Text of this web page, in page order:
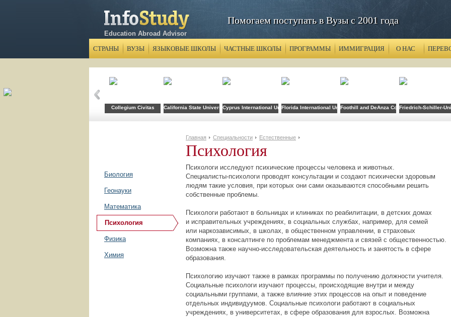
Education Abroad Advisor
Помогаем поступать в Вузы с 2001 года
СТРАНЫ ВУЗЫ ЯЗЫКОВЫЕ ШКОЛЫ ЧАСТНЫЕ ШКОЛЫ ПРОГРАММЫ ИММИГРАЦИЯ О НАС
Collegium Civitas California State University Domingez HillsCyprus International University (CIU)Florida International UniversityFoothill and DeAnza CollegesFriedrich-Schiller-
Биология
Геонауки
Математика
Психология
Физика
Химия
Главная Специальности Естественные
Психология
Психологи исследуют психические процессы человека и животных.
Специалисты-психологи проводят консультации и создают психически здоровым
людям такие условия, при которых они сами оказываются способными решить
собственные проблемы.
Психологи работают в больницах и клиниках по реабилитации, в детских домах
и исправительных учреждениях, в социальных службах, например, для семей
или наркозависимых, в школах, в общественном управлении, в страховых
компаниях, в консалтинге по проблемам менеджмента и связей с общественностью.
Возможна также научно-исследовательская деятельность и занятость в сфере
образования.
Психологию изучают также в рамках программы по получению должности учителя.
Социальные психологи изучают процессы, происходящие внутри и между
социальными группами, а также влияние этих процессов на опыт и поведение
отдельных индивидуумов. Социальные психологи работают в социальных
учреждениях, в университетах, в сфере образования для взрослых. Возможна